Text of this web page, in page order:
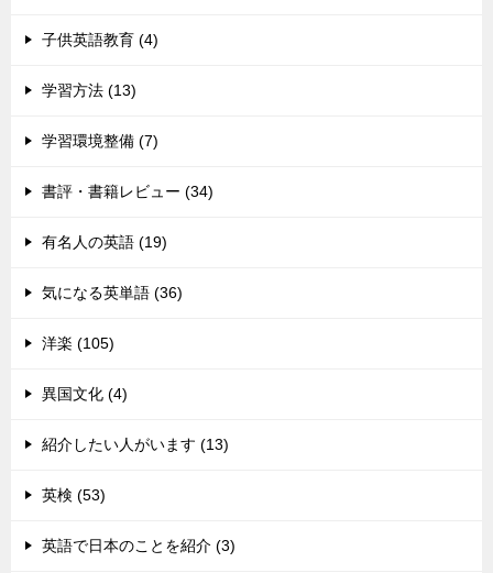
子供英語教育 (4)
学習方法 (13)
学習環境整備 (7)
書評・書籍レビュー (34)
有名人の英語 (19)
気になる英単語 (36)
洋楽 (105)
異国文化 (4)
紹介したい人がいます (13)
英検 (53)
英語で日本のことを紹介 (3)